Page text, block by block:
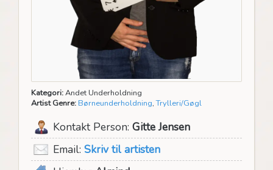
Kategori:Andet Underholdning
Artist Genre: Børneunderholdning,Trylleri/Gøgl
Kontakt Person: Gitte Jensen
Email: Skriv til artisten